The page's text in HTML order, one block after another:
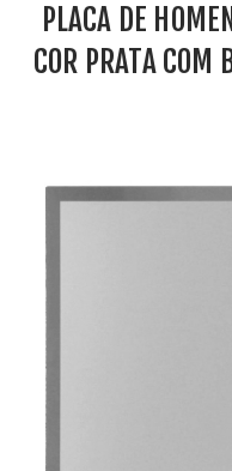
PLACA DE
COR PRATA COM